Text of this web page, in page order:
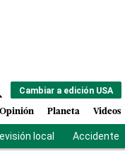
Cambiar a edición USA
Opinión Planeta Videos
local Accidente